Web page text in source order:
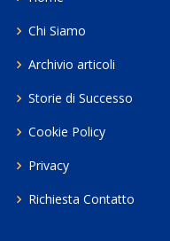
Chi Siamo
Archivio articoli
Storie di Successo
Cookie Policy
Privacy
Richiesta Contatto